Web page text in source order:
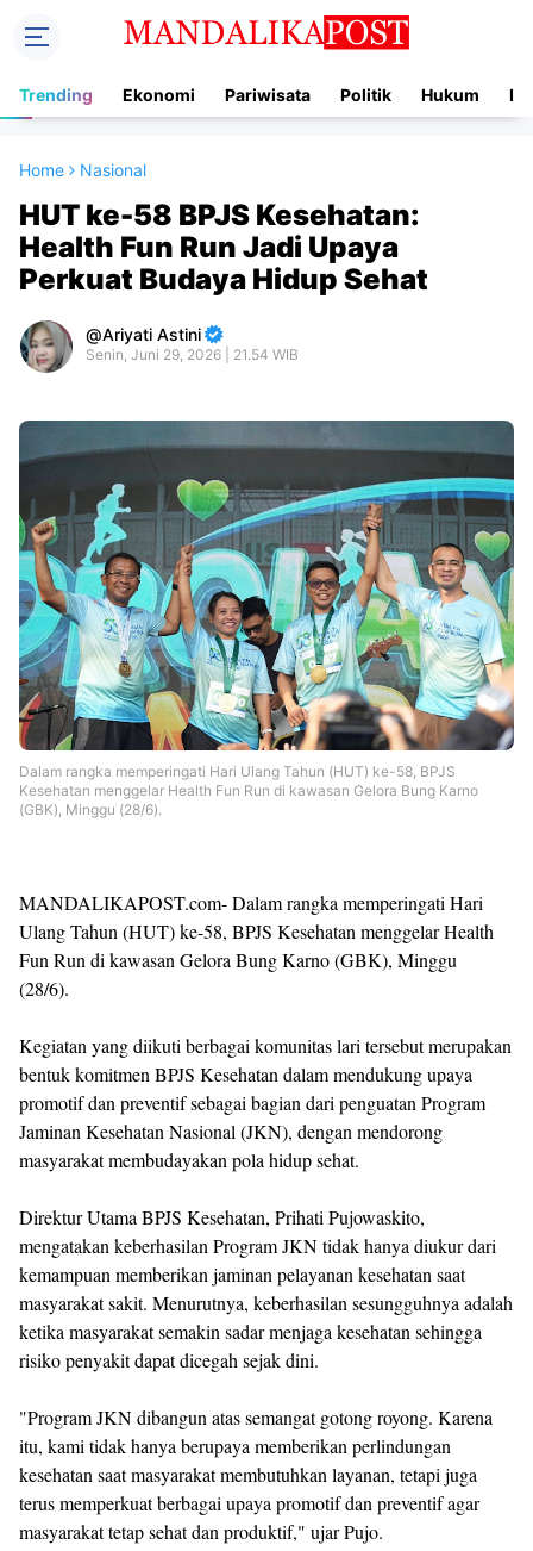
Trending Ekonomi Pariwisata Politik Hukum
Home Nasional
HUT ke-58 BPJS Kesehatan:
Health Fun Run Jadi Upaya
Perkuat Budaya Hidup Sehat
Ariyati Astini
Senin, Juni 29, 2026 | 21.54 WIB
Dalam rangka memperingati Hari Ulang Tahun (HUT) ke-58, BPJS
Kesehatan menggelar Health Fun Run di kawasan Gelora Bung Karno
(GBK), Minggu (28/6).
MANDALIKAPOST.com- Dalam rangka memperingati Hari
Ulang Tahun (HUT) ke-58, BPJS Kesehatan menggelar Health
Fun Run di kawasan Gelora Bung Karno (GBK), Minggu
(28/6).
Kegiatan yang diikuti berbagai komunitas lari tersebut merupakan
bentuk komitmen BPJS Kesehatan dalam mendukung upaya
promotif dan preventif sebagai bagian dari penguatan Program
Jaminan Kesehatan Nasional (JKN), dengan mendorong
masyarakat membudayakan pola hidup sehat.
Direktur Utama BPJS Kesehatan, Prihati Pujowaskito,
mengatakan keberhasilan Program JKN tidak hanya diukur dari
kemampuan memberikan jaminan pelayanan kesehatan saat
masyarakat sakit. Menurutnya, keberhasilan sesungguhnya adalah
ketika masyarakat semakin sadar menjaga kesehatan sehingga
risiko penyakit dapat dicegah sejak dini.
"Program JKN dibangun atas semangat gotong royong. Karena
itu, kami tidak hanya berupaya memberikan perlindungan
kesehatan saat masyarakat membutuhkan layanan, tetapi juga
terus memperkuat berbagai upaya promotif dan preventif agar
masyarakat tetap sehat dan produktif," ujar Pujo.